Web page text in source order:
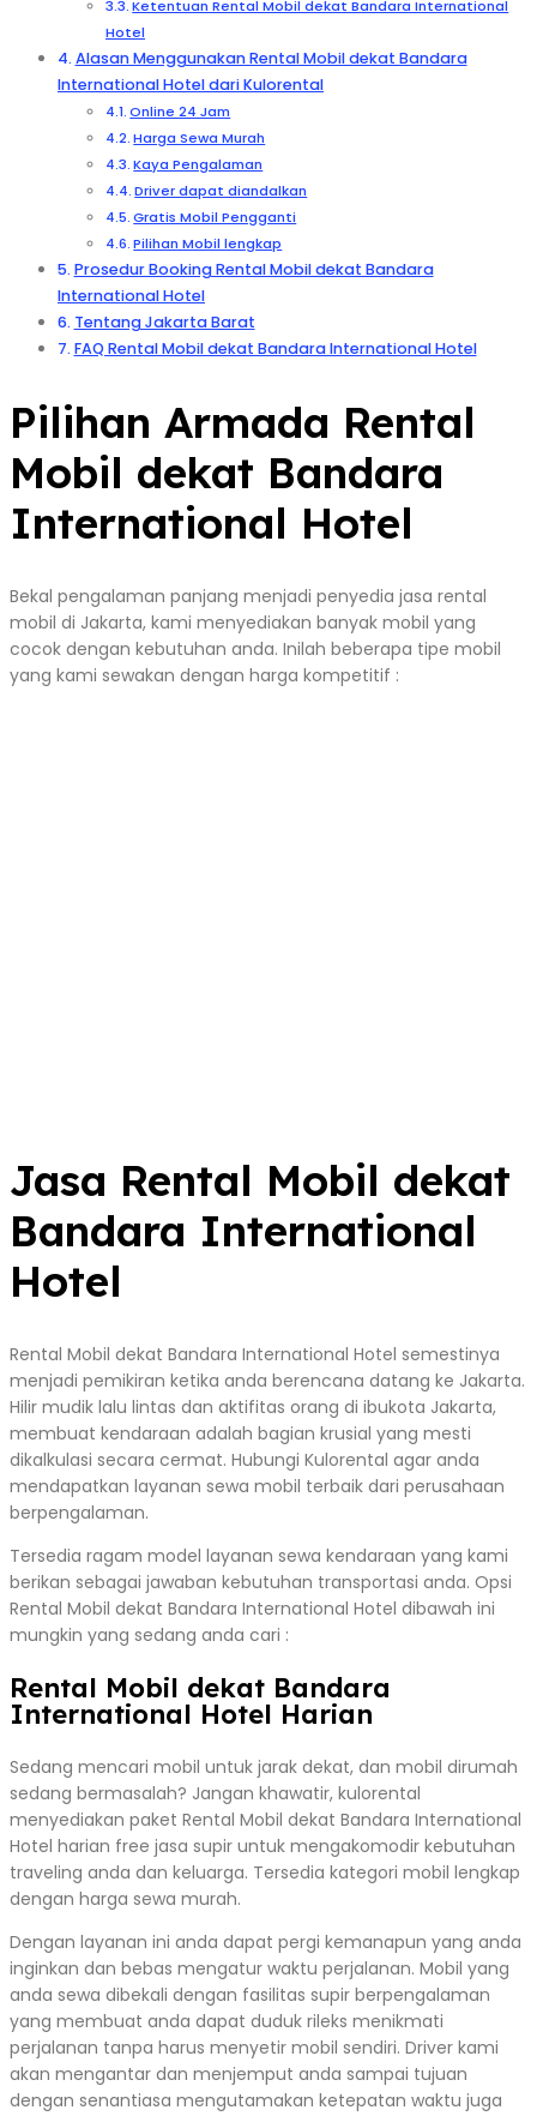
Ketentuan Rental Mobil dekat Bandara International
Hotel
Alasan Menggunakan Rental Mobil dekat Bandara
International Hotel dari Kulorental
Online 24 Jam
Harga Sewa Murah
Kaya Pengalaman
Driver dapat diandalkan
Gratis Mobil Pengganti
Pilihan Mobil lengkap
Prosedur Booking Rental Mobil dekat Bandara
International Hotel
Tentang Jakarta Barat
FAQ Rental Mobil dekat Bandara International Hotel
Pilihan Armada Rental
Mobil dekat Bandara
International Hotel
Bekal pengalaman panjang menjadi penyedia jasa rental
mobil di Jakarta, kami menyediakan banyak mobil yang
cocok dengan kebutuhan anda. Inilah beberapa tipe mobil
yang kami sewakan dengan harga kompetitif :
Jasa Rental Mobil dekat
Bandara International
Hotel
Rental Mobil dekat Bandara International Hotel semestinya
menjadi pemikiran ketika anda berencana datang ke Jakarta.
Hilir mudik lalu lintas dan aktifitas orang di ibukota Jakarta,
membuat kendaraan adalah bagian krusial yang mesti
dikalkulasi secara cermat. Hubungi Kulorental agar anda
mendapatkan layanan sewa mobil terbaik dari perusahaan
berpengalaman.
Tersedia ragam model layanan sewa kendaraan yang kami
berikan sebagai jawaban kebutuhan transportasi anda. Opsi
Rental Mobil dekat Bandara International Hotel dibawah ini
mungkin yang sedang anda cari :
Rental Mobil dekat Bandara
International Hotel Harian
Sedang mencari mobil untuk jarak dekat, dan mobil dirumah
sedang bermasalah? Jangan khawatir, kulorental
menyediakan paket Rental Mobil dekat Bandara International
Hotel harian free jasa supir untuk mengakomodir kebutuhan
traveling anda dan keluarga. Tersedia kategori mobil lengkap
dengan harga sewa murah.
Dengan layanan ini anda dapat pergi kemanapun yang anda
inginkan dan bebas mengatur waktu perjalanan. Mobil yang
anda sewa dibekali dengan fasilitas supir berpengalaman
yang membuat anda dapat duduk rileks menikmati
perjalanan tanpa harus menyetir mobil sendiri. Driver kami
akan mengantar dan menjemput anda sampai tujuan
dengan senantiasa mengutamakan ketepatan waktu juga